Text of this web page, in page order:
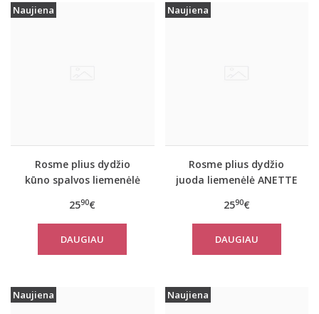
Naujiena
Rosme plius dydžio
kūno spalvos liemenėlė
2590€
DAUGIAU
Naujiena
Rosme plius dydžio
juoda liemenėlė ANETTE
2590€
DAUGIAU
Naujiena Naujiena